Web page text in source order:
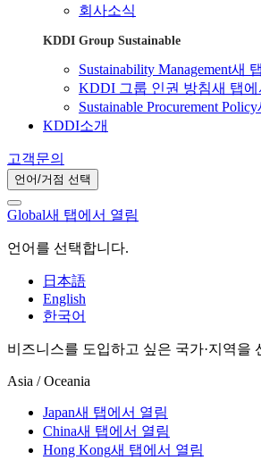
회사소식
KDDI Group Sustainable
Sustainability Management새
KDDI 그룹 인권 방침새 탭에
Sustainable Procurement Policy
KDDI소개
고객문의
언어/거점 선택
Global새 탭에서 열림
언어를 선택합니다.
日本語
English
한국어
비즈니스를 도입하고 싶은 국가·지역을
Asia / Oceania
Japan새 탭에서 열림
China새 탭에서 열림
Hong Kong새 탭에서 열림